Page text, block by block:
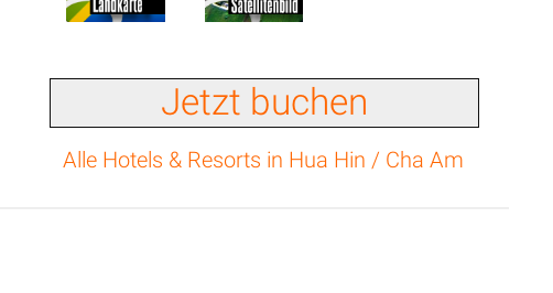
Jetzt buchen
Alle Hotels & Resorts in Hua Hin / Cha Am